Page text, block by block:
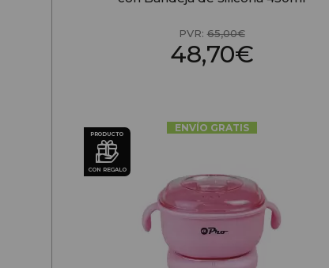
PVR:65,00€
48,70€
PRODUCTO
CON REGALO
ENVÍO GRATIS